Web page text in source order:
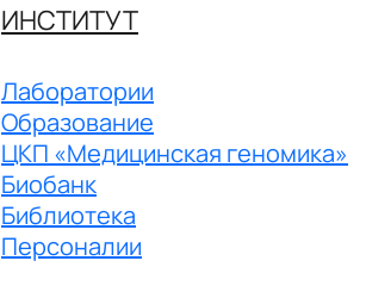
ИНСТИТУТ
Лаборатории
Образование
ЦКП «Медицинская геномика»
Биобанк
Библиотека
Персоналии